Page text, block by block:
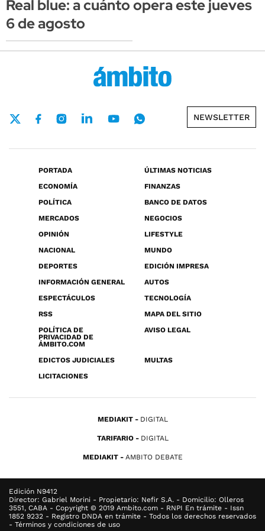
Real blue: a cuánto opera este jueves
6 de agosto
NEWSLETTER
PORTADA
ÚLTIMAS NOTICIAS
ECONOMÍA
FINANZAS
POLÍTICA
BANCO DE DATOS
MERCADOS
NEGOCIOS
OPINIÓN
LIFESTYLE
NACIONAL
MUNDO
DEPORTES
EDICIÓN IMPRESA
INFORMACIÓN GENERAL
AUTOS
ESPECTÁCULOS
TECNOLOGÍA
RSS
MAPA DEL SITIO
POLÍTICA DE
PRIVACIDAD DE
ÁMBITO.COM
AVISO LEGAL
EDICTOS JUDICIALES
MULTAS
LICITACIONES
MEDIAKIT DIGITAL
TARIFARIO DIGITAL
MEDIAKIT AMBITO DEBATE
Edición N9412
Director: Gabriel Morini - Propietario: Nefir S.A. - Domicilio: Olleros
3551, CABA - Copyright © 2019 Ambito.com - RNPI En trámite - Issn
1852 9232 - Registro DNDA en trámite - Todos los derechos reservados
- Términos y condiciones de uso